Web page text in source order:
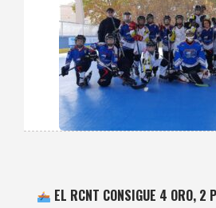
EL RCNT CONSIGUE 4 ORO, 2